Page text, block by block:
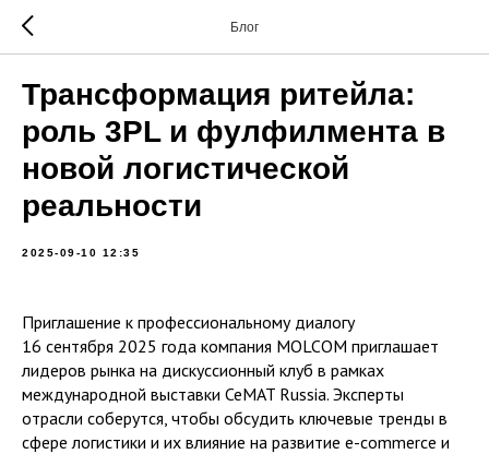
Блог
Трансформация ритейла:
роль 3PL и фулфилмента в
новой логистической
реальности
2025-09-10 12:35
Приглашение к профессиональному диалогу
16 сентября 2025 года компания MOLCOM приглашает
лидеров рынка на дискуссионный клуб в рамках
международной выставки CeMAT Russia. Эксперты
отрасли соберутся, чтобы обсудить ключевые тренды в
сфере логистики и их влияние на развитие e-commerce и